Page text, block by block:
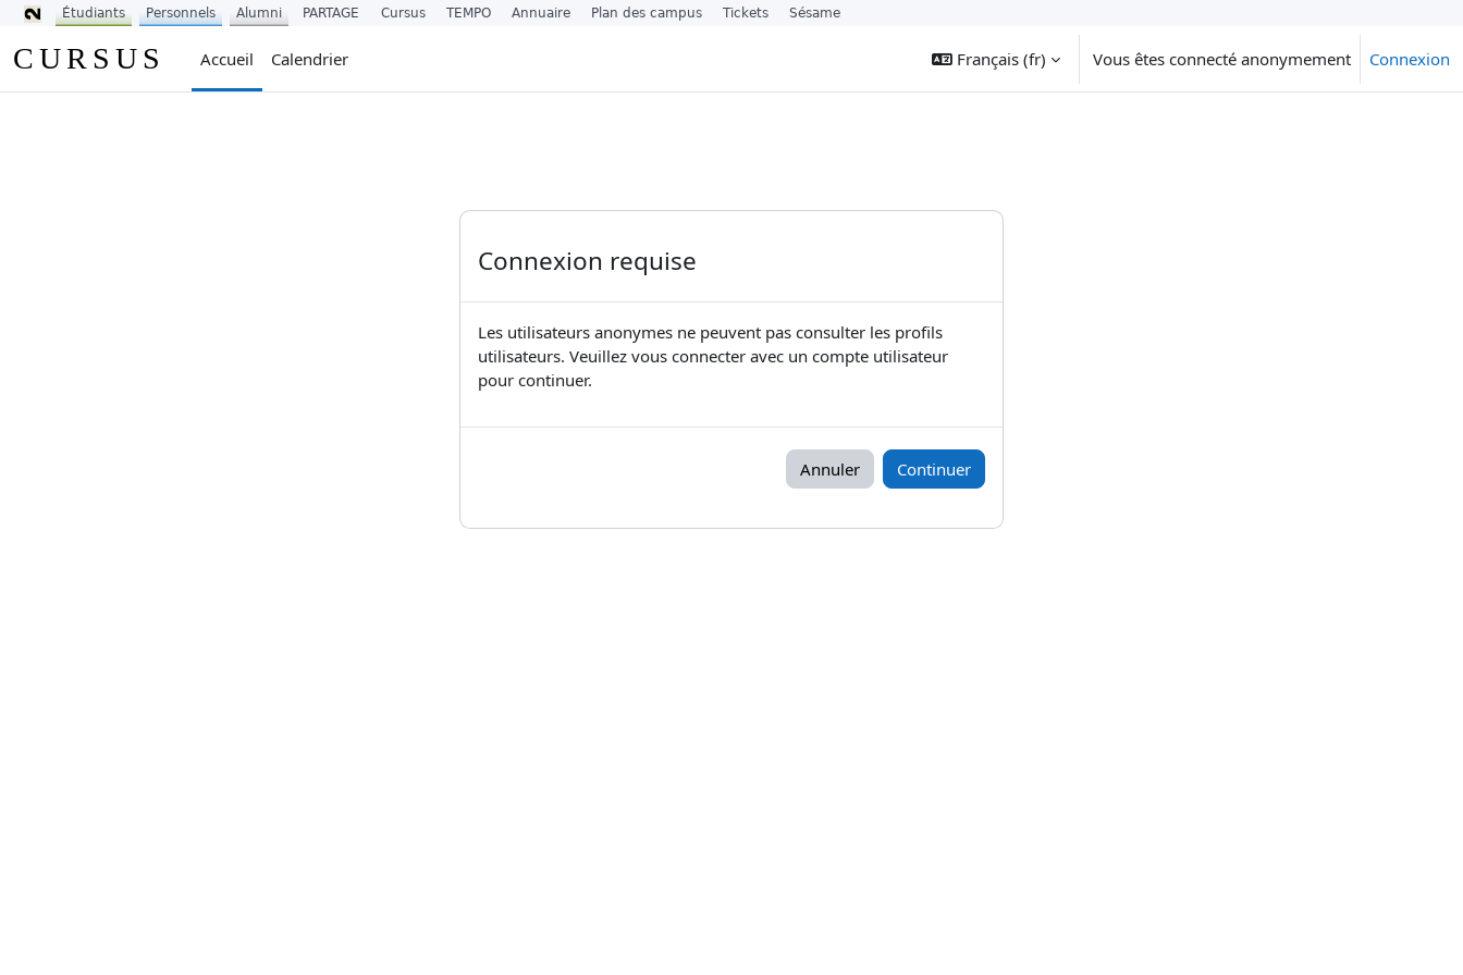
CURSUS Accueil Calendrier Français ‎(fr)‎ Vous êtes connecté anonymement Connexion
Connexion requise
Les utilisateurs anonymes ne peuvent pas consulter les profils
utilisateurs. Veuillez vous connecter avec un compte utilisateur
pour continuer.
Annuler Continuer
Étudiants Personnels Alumni PARTAGE Cursus TEMPO Annuaire Plan des campus Tickets Sésame